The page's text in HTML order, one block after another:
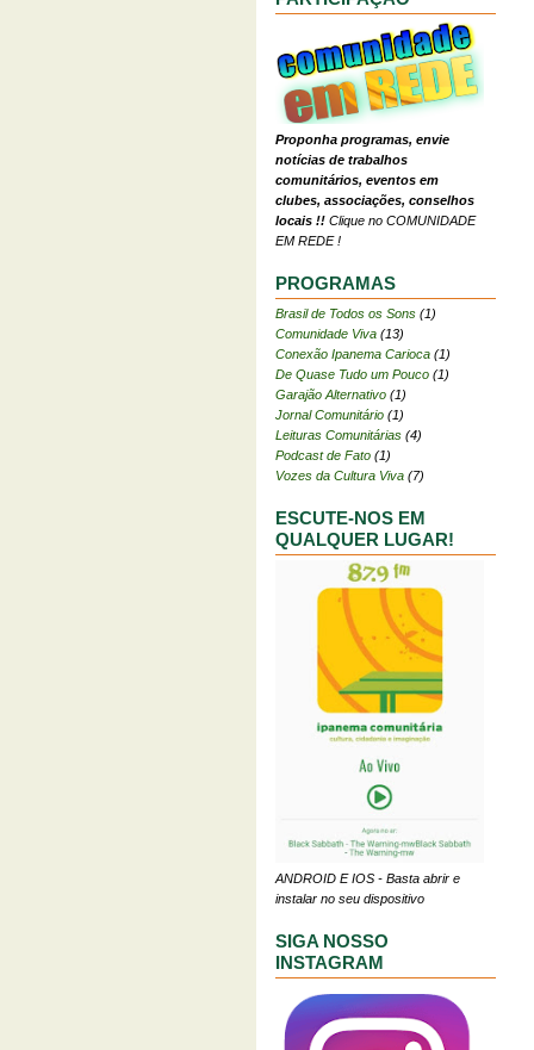
Proponha programas, envie
notícias de trabalhos
comunitários, eventos em
clubes, associações, conselhos
locais !! Clique no COMUNIDADE
EM REDE !
PROGRAMAS
Brasil de Todos os Sons (1)
Comunidade Viva (13)
Conexão Ipanema Carioca (1)
De Quase Tudo um Pouco (1)
Garajão Alternativo (1)
Jornal Comunitário (1)
Leituras Comunitárias (4)
Podcast de Fato (1)
Vozes da Cultura Viva (7)
ESCUTE-NOS EM
QUALQUER LUGAR!
ANDROID E IOS - Basta abrir e
instalar no seu dispositivo
SIGA NOSSO
INSTAGRAM